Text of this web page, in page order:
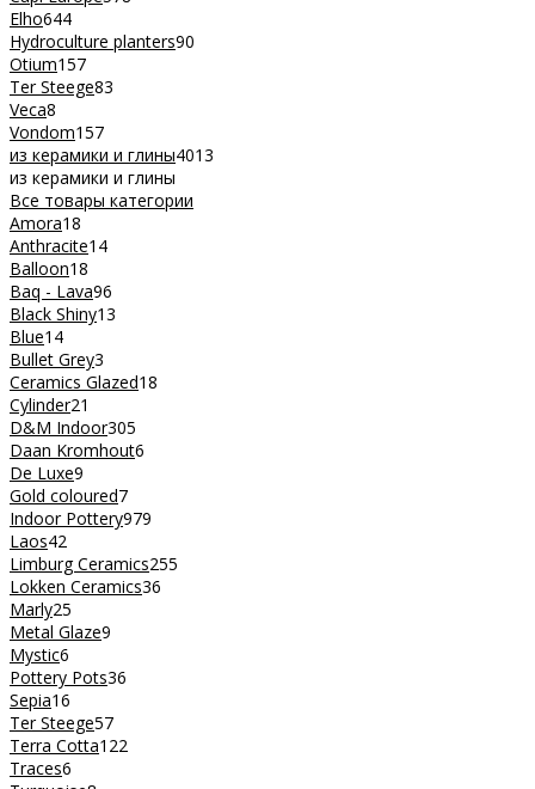
Elho644
Hydroculture planters90
Otium157
Ter Steege83
Veca8
Vondom157
из керамики и глины4013
из керамики и глины
Все товары категории
Amora18
Anthracite14
Balloon18
Baq - Lava96
Black Shiny13
Blue14
Bullet Grey3
Ceramics Glazed18
Cylinder21
D&M Indoor305
Daan Kromhout6
De Luxe9
Gold coloured7
Indoor Pottery979
Laos42
Limburg Ceramics255
Lokken Ceramics36
Marly25
Metal Glaze9
Mystic6
Pottery Pots36
Sepia16
Ter Steege57
Terra Cotta122
Traces6